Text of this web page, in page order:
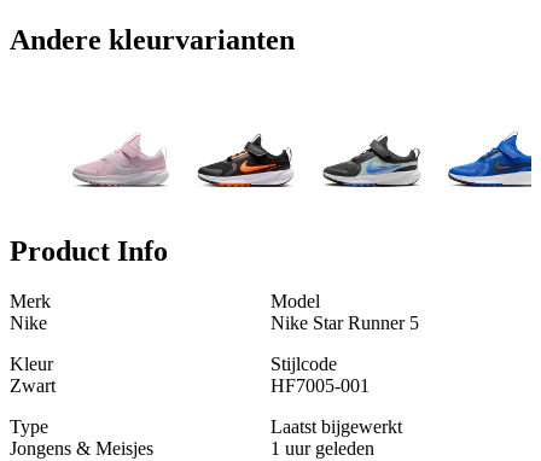
Andere kleurvarianten
Product Info
Merk
Nike
Model
Nike Star Runner 5
Kleur
Zwart
Stijlcode
HF7005-001
Type
Jongens & Meisjes
Laatst bijgewerkt
1 uur geleden